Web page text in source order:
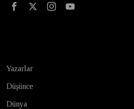
Yazarlar
Düşünce
Dünya